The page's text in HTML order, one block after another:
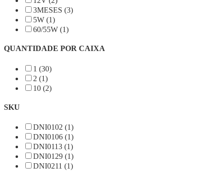
3MESES (3)
5W (1)
60/55W (1)
QUANTIDADE POR CAIXA
1 (30)
2 (1)
10 (2)
SKU
DNI0102 (1)
DNI0106 (1)
DNI0113 (1)
DNI0129 (1)
DNI0211 (1)